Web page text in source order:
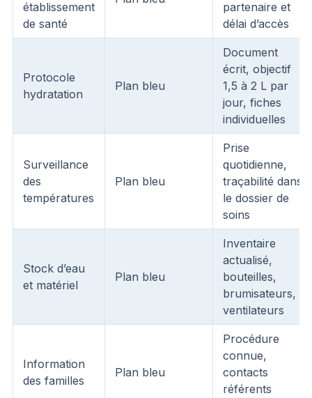
établissement
de santé
partenaire et
délai d’accès
Protocole
hydratation
Plan bleu
Document
écrit, objectif
1,5 à 2 L par
jour, fiches
individuelles
Surveillance
des
températures
Plan bleu
Prise
quotidienne,
traçabilité dans
le dossier de
soins
Stock d’eau
et matériel
Plan bleu
Inventaire
actualisé,
bouteilles,
brumisateurs,
ventilateurs
Information
des familles
Plan bleu
Procédure
connue,
contacts
référents